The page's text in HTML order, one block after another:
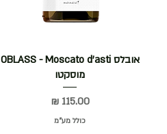
תצוגה מהירה
אובלס OBLASS - Moscato d’asti
מוסקטו
מחיר‏115.00 ‏₪
כולל מע״מ